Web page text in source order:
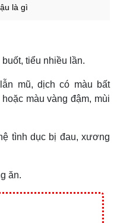
là gì
tiểu nhiều lần.
mũ, dịch có màu bất
màu vàng đậm, mùi
tình dục bị đau, xương
ăn.